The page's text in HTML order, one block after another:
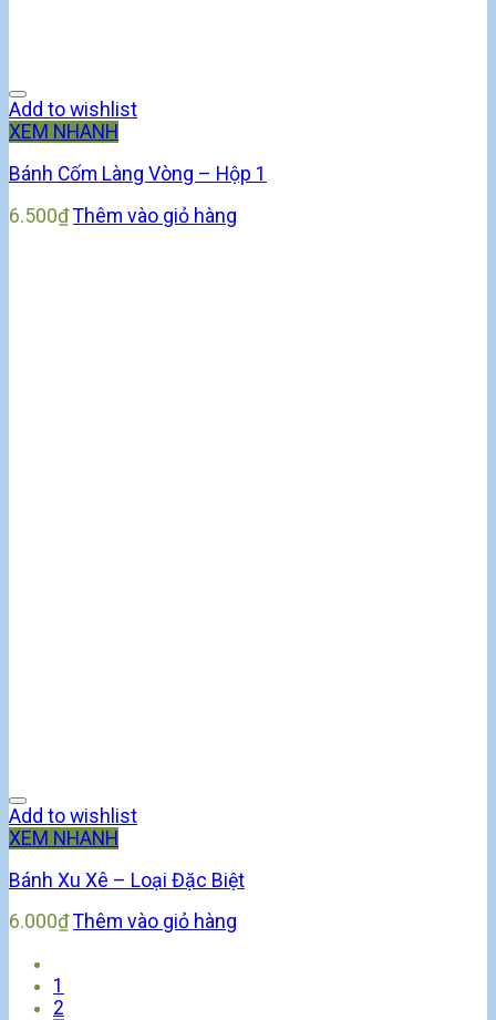
Add to wishlist
XEM NHANH
Bánh Cốm Làng Vòng – Hộp 1
6.500₫ Thêm vào giỏ hàng
Add to wishlist
XEM NHANH
Bánh Xu Xê – Loại Đặc Biệt
6.000₫ Thêm vào giỏ hàng
1
2